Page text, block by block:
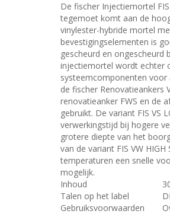
De fischer Injectiemortel
tegemoet komt aan de
vinylester-hybride mortel
bevestigingselementen is
gescheurd en ongescheurd
injectiemortel wordt echter
systeemcomponenten voor
de fischer Renovatieankers
renovatieanker FWS en de
gebruikt. De variant FIS VS
verwerkingstijd bij hogere
grotere diepte van het
van de variant FIS VW
temperaturen een snelle
mogelijk.
Inhoud
Talen op het label
Gebruiksvoorwaarden